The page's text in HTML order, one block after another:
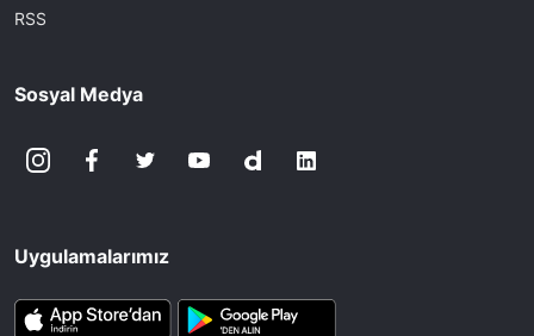
RSS
Sosyal Medya
Uygulamalarımız